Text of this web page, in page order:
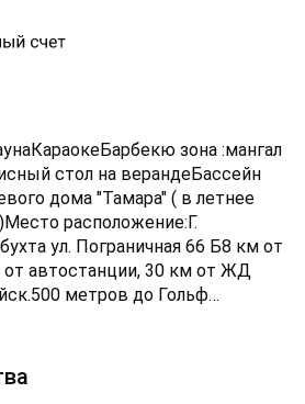
зона :мангал
стол на верандеБассейн
дома "Тамара" ( в летнее
расположение:Г.
ул. Пограничная 66 Б8 км от
от автостанции, 30 км от ЖД
метров до Гольф
моря.-Сауна ( первый этаж) –
м кв Зона принятия
10 чел)Кухонная зона с